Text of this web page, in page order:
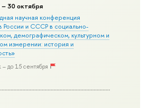
30 октября
научная конференция
Росcии и СССР в социально-
демографическом, культурном и
измерении: история и
– до 15 сентября